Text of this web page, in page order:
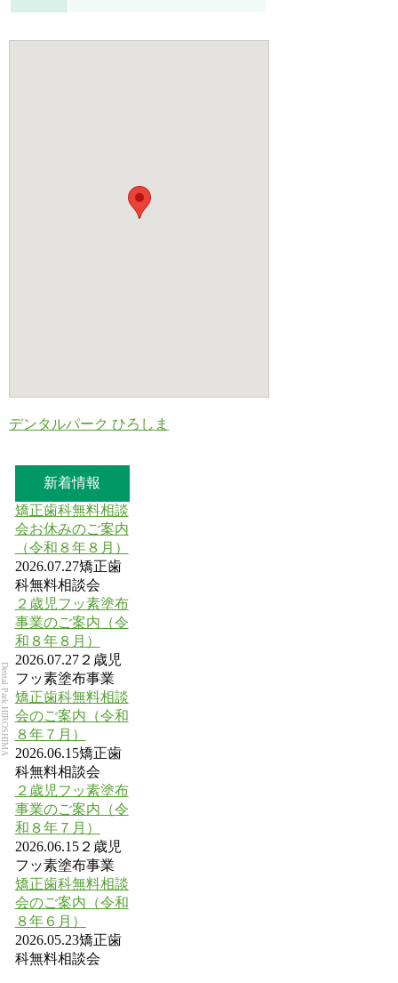
Dental Park HIROSHIMA
デンタルパーク ひろしま
新着情報
矯正歯科無料相談
会お休みのご案内
（令和８年８月）
2026.07.27矯正歯
科無料相談会
２歳児フッ素塗布
事業のご案内（令
和８年８月）
2026.07.27２歳児
フッ素塗布事業
矯正歯科無料相談
会のご案内（令和
８年７月）
2026.06.15矯正歯
科無料相談会
２歳児フッ素塗布
事業のご案内（令
和８年７月）
2026.06.15２歳児
フッ素塗布事業
矯正歯科無料相談
会のご案内（令和
８年６月）
2026.05.23矯正歯
科無料相談会